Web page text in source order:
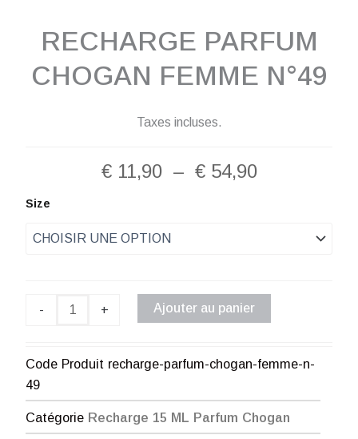
RECHARGE PARFUM
CHOGAN FEMME N°49
Taxes incluses.
€11,90 – €54,90Plage
à
€ 54,90
Size
-
quantité
Parfum
+ Ajouter au panier
Code Produit recharge-parfum-chogan-femme-n-
49
Catégorie Recharge 15 ML Parfum Chogan